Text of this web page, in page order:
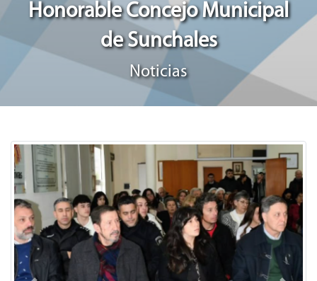
Honorable Concejo Municipal
de Sunchales
Noticias